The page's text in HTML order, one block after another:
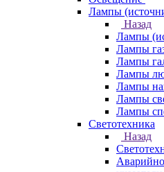
Лампы
Назад
Лампы
Лампы
Лампы
Лампы
Лампы
Лампы
Лампы
Светотехника
Назад